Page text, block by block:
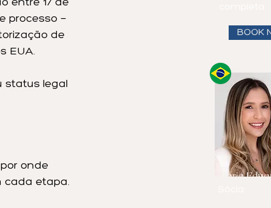
entre 17 de
processo —
de
EUA.
status legal
onde
cada etapa.
BOOK
Maria